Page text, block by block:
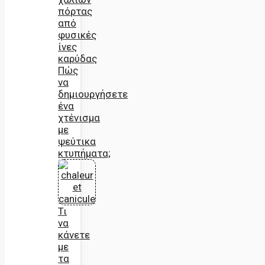
πόρτας
από
φυσικές
ίνες
καρύδας
Πώς
να
δημιουργήσετε
ένα
χτένισμα
με
ψεύτικα
κτυπήματα;
Τι
να
κάνετε
με
τα